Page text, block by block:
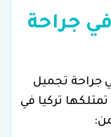
جراحة
جراحة تجميل
تركيا في